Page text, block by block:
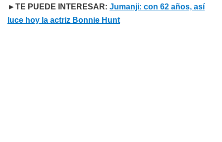
►TE PUEDE INTERESAR: Jumanji: con 62 años, así
luce hoy la actriz Bonnie Hunt